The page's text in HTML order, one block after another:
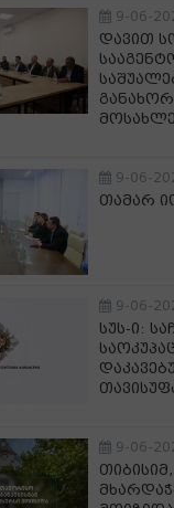
9-06-
დავით
9-06-
თამარ
9-06-
სუს-ი:
9-06-